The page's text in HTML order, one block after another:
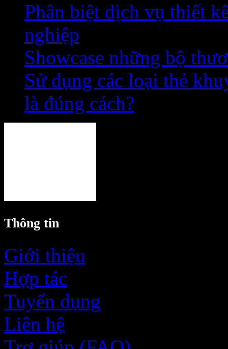
Phân biệt dịch vụ thiết
nghiệp
Showcase những bộ
Sử dụng các loại thẻ
là đúng cách?
Thông tin
Giới thiệu
Hợp tác
Tuyển dụng
Liên hệ